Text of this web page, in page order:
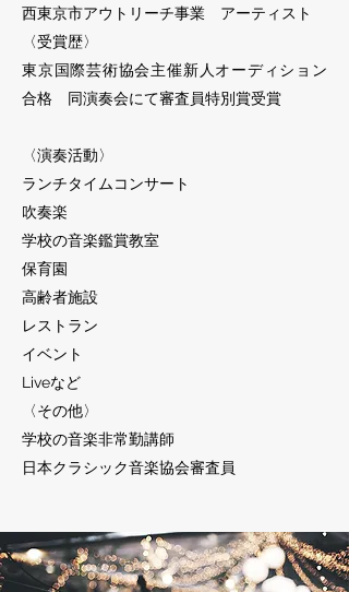
西東京市アウトリーチ事業 アーティスト
〈受賞歴〉
東京国際芸術協会主催新人オーディション
合格 同演奏会にて審査員特別賞受賞
〈演奏活動〉
ランチタイムコンサート
吹奏楽
学校の音楽鑑賞教室
保育園
高齢者施設
レストラン
イベント
Liveなど
〈その他〉
学校の音楽非常勤講師
日本クラシック音楽協会審査員